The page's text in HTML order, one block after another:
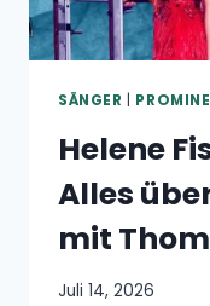
SÄNGER
Helene
Alles
mit
Juli 14, 2026